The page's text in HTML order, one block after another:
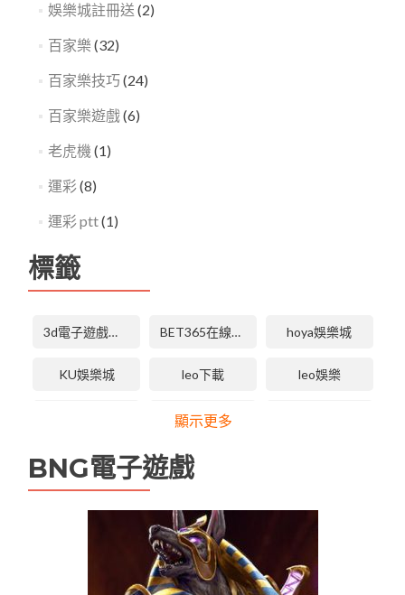
娛樂城註冊送 (2)
百家樂 (32)
百家樂技巧(24)
百家樂遊戲(6)
老虎機 (1)
運彩(8)
運彩 ptt(1)
標籤
3d電子遊戲技巧 BET365在線體育投注 hoya娛樂城
KU娛樂城 leo下載 leo娛樂
leo娛樂城維修 tha 3d電子
USDT娛樂城
九州娛樂leo
顯示更多
BNG電子遊戲